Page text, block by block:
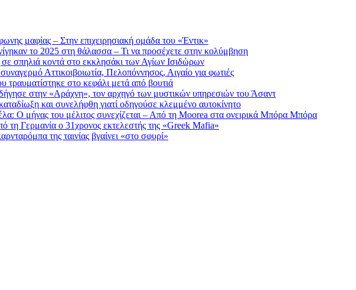
μαφίας – Στην επιχειρησιακή ομάδα του «Έντικ»
το 2025 στη θάλασσα – Τι να προσέχετε στην κολύμβηση
σπηλιά κοντά στο εκκλησάκι των Αγίων Ισιδώρων
Αττικοιβοιωτία, Πελοπόννησος, Αιγαίο για φωτιές
τραυματίστηκε στο κεφάλι μετά από βουτιά
στην «Αράχνη», τον αρχηγό των μυστικών υπηρεσιών του Άσαντ
και συνελήφθη γιατί οδηγούσε κλεμμένο αυτοκίνητο
Ο μήνας του μέλιτος συνεχίζεται – Από τη Moorea στα ονειρικά Μπόρα Μπόρα
τη Γερμανία ο 31χρονος εκτελεστής της «Greek Mafia»
της ταινίας βγαίνει «στο σφυρί»